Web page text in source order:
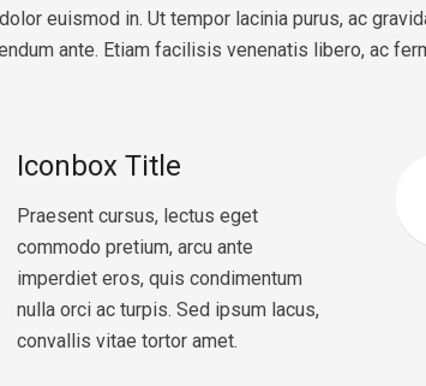
euismod in. Ut tempor lacinia purus, ac
ante. Etiam facilisis venenatis libero, ac
Iconbox Title
Praesent cursus, lectus eget
commodo pretium, arcu ante
imperdiet eros, quis condimentum
nulla orci ac turpis. Sed ipsum lacus,
convallis vitae tortor amet.